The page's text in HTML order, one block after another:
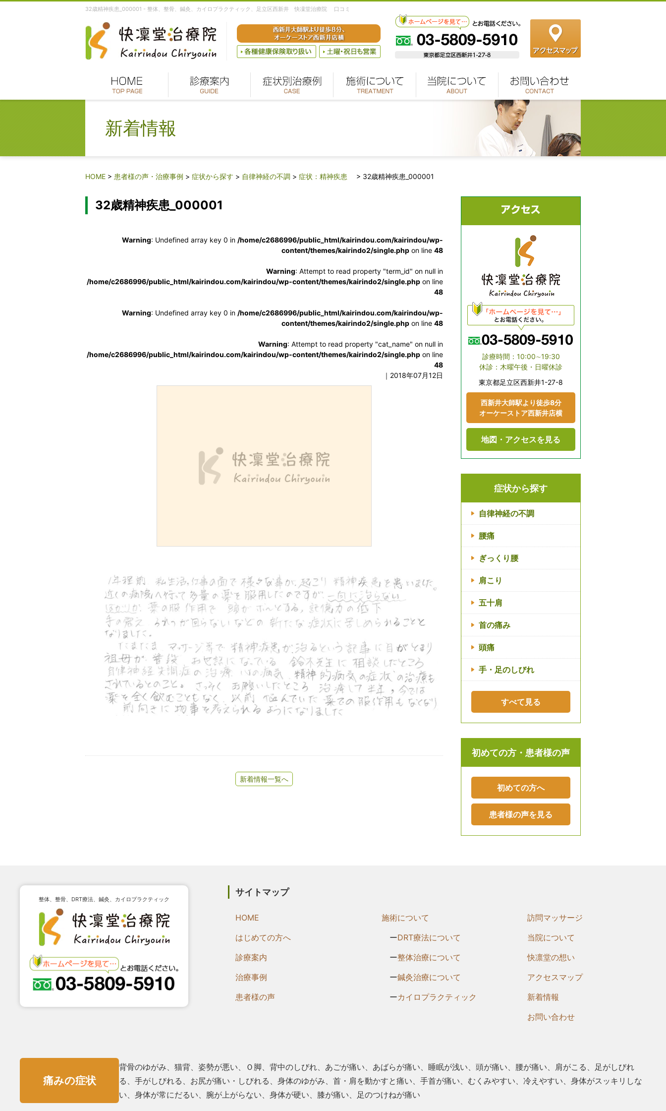
32歳精神疾患_000001 - 整体、整骨、鍼灸、カイロプラクティック、⾜⽴区⻄新井 快凜堂治療院 口コミ
新着情報
HOME > 患者様の声・治療事例 > 症状から探す > 自律神経の不調 > 症状：精神疾患 > 32歳精神疾患_000001
32歳精神疾患_000001
Warning: Undefined array key 0 in /home/c2686996/public_html/kairindou.com/kairindou/wp-
content/themes/kairindo2/single.php on line 48
Warning: Attempt to read property "term_id" on null in
/home/c2686996/public_html/kairindou.com/kairindou/wp-content/themes/kairindo2/single.php on line
48
Warning: Undefined array key 0 in /home/c2686996/public_html/kairindou.com/kairindou/wp-
content/themes/kairindo2/single.php on line 48
Warning: Attempt to read property "cat_name" on null in
/home/c2686996/public_html/kairindou.com/kairindou/wp-content/themes/kairindo2/single.php on line
48
｜2018年07月12日
新着情報一覧へ
診療時間：10:00∼19:30
休診：木曜午後・日曜休診
東京都⾜⽴区⻄新井1-27-8
⻄新井大師駅より徒歩8分
オーケーストア⻄新井店横
地図・アクセスを見る
症状から探す
自律神経の不調
腰痛
ぎっくり腰
肩こり
五十肩
首の痛み
頭痛
手・足のしびれ
すべて見る
初めての方・患者様の声
初めての方へ
患者様の声を見る
整体、整骨、DRT療法、鍼灸、カイロプラクティック
サイトマップ
HOME
はじめての方へ
診療案内
治療事例
患者様の声
施術について
DRT療法について
整体治療について
鍼灸治療について
カイロプラクティック
訪問マッサージ
当院について
快凛堂の想い
アクセスマップ
新着情報
お問い合わせ
痛みの症状
背骨のゆがみ、猫背、姿勢が悪い、Ｏ脚、背中のしびれ、あごが痛い、あばらが痛い、睡眠が浅い、頭が痛い、腰が痛い、肩がこる、⾜がしびれ
る、手がしびれる、お尻が痛い・しびれる、⾝体のゆがみ、首・肩を動かすと痛い、手首が痛い、むくみやすい、冷えやすい、⾝体がスッキリしな
い、⾝体が常にだるい、腕が上がらない、⾝体が硬い、膝が痛い、⾜のつけねが痛い